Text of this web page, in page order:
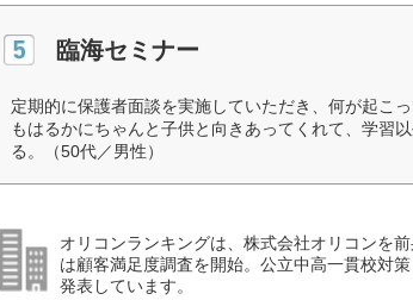
臨海セミナー
定期的に保護者面談を実施していただき、何が起こ
もはるかにちゃんと子供と向きあってくれて、学習
る。（50代／男性）
オリコンランキングは、株式会社オリコンを
は顧客満足度調査を開始。公立中高一貫校対
発表しています。